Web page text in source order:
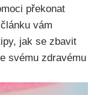
překonat
vám
jak se zbavit
svému zdravému